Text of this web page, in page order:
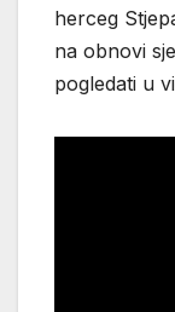
herceg
na obnovi
pogledati u